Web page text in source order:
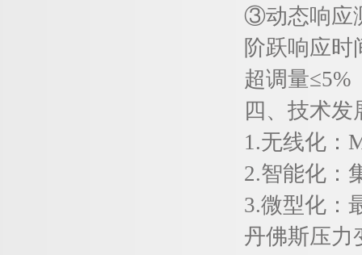
③动态响应
阶跃响应时
超调量≤5%
四、技术发
1.无线化：
2.智能化：集
3.微型化：最
丹佛斯压力变